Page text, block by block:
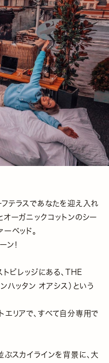
テラスであなたを迎え入れ
ーガニックコットンのシー
ベッド。
ン！
トビレッジにある、THE
ッタン オアシス）という
リアで、すべて自分専用で
スカイラインを背景に、大